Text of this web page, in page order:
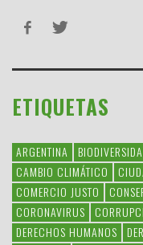
ETIQUETAS
ARGENTINA
CAMBIO CLIMÁTICO
COMERCIO JUSTO
CORONAVIRUS
DERECHOS HUMANOS